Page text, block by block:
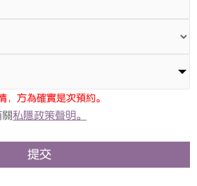
，方為確實是次預約。
私隱政策聲明。
提交